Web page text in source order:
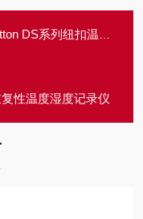
系列纽扣温度记录仪
性温度湿度记录仪